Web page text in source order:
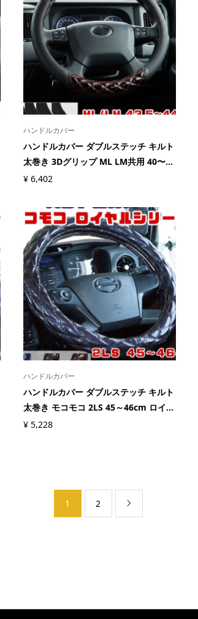
ハンドルカバー
ハンドルカバー ダブルステッチ キルト
太巻き 3Dグリップ ML LM共用 40〜...
¥6,402
ハンドルカバー
ハンドルカバー ダブルステッチ キルト
太巻き モコモコ 2LS 45～46cm ロイ...
¥5,228
1 2 